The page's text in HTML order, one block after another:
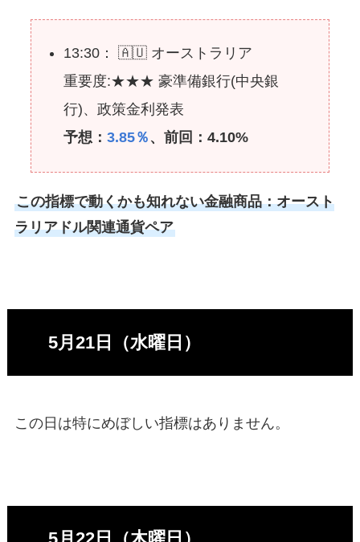
13:30： 🇦🇺 オーストラリア
重要度:★★★ 豪準備銀行(中央銀
行)、政策金利発表
予想： 3.85％ 、前回：4.10%
この指標で動くかも知れない金融商品：オースト
ラリアドル関連通貨ペア
5月21日（水曜日）
この日は特にめぼしい指標はありません。